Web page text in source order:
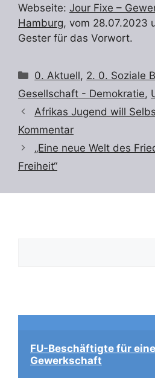
Webseite: Jour Fixe –
Hamburg, vom 28.07.2023
Gester für das Vorwort.
Kategorien
0. Aktuell, 2. 0. Soziale
Gesellschaft - Demokratie,
Afrikas Jugend will
Kommentar
„Eine neue Welt des
Freiheit“
FU-Beschäftigte für
Gewerkschaft